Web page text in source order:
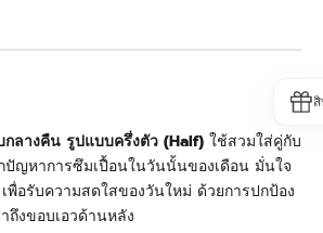
quantity
กลางคืน รูปแบบครึ่งตัว (Half) ใช้สวมใส่คู่กับ
ปัญหาการซึมเปื้อนในวันนั้นของเดือน มั่นใจ
พื่อรับความสดใสของวันใหม่ ด้วยการปกป้อง
ถึงขอบเอวด้านหลัง